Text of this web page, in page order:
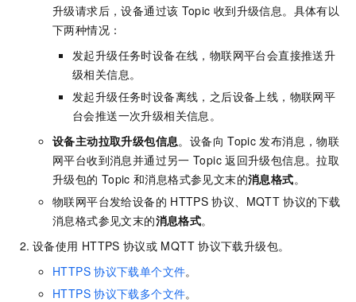
升级请求后，设备通过该 Topic 收到升级信息。具体有以
下两种情况：
发起升级任务时设备在线，物联网平台会直接推送升
级相关信息。
发起升级任务时设备离线，之后设备上线，物联网平
台会推送一次升级相关信息。
设备主动拉取升级包信息。设备向 Topic 发布消息，物联
网平台收到消息并通过另一 Topic 返回升级包信息。拉取
升级包的 Topic 和消息格式参见文末的消息格式。
物联网平台发给设备的 HTTPS 协议、MQTT 协议的下载
消息格式参见文末的消息格式。
设备使用 HTTPS 协议或 MQTT 协议下载升级包。
HTTPS 协议下载单个文件。
HTTPS 协议下载多个文件。